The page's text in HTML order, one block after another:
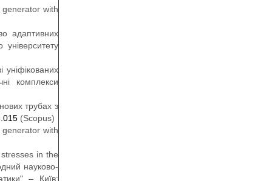
with
адаптивних
університету
комплекси
трубах з
(Scopus)
with
in the
науково-
– Київ: